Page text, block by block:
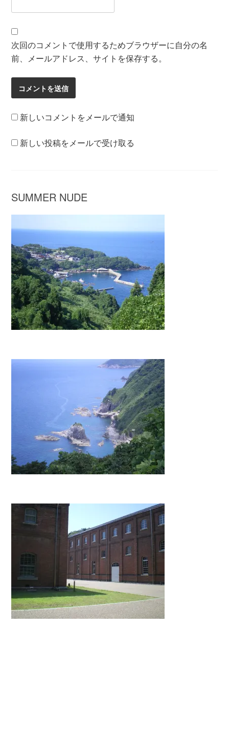
次回のコメントで使用するためブラウザーに自分の名
前、メールアドレス、サイトを保存する。
新しいコメントをメールで通知
新しい投稿をメールで受け取る
SUMMER NUDE